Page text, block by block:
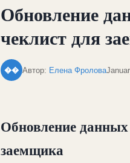
Обновление
чеклист для
�� Автор: Елена Фролова
Обновление
заемщика